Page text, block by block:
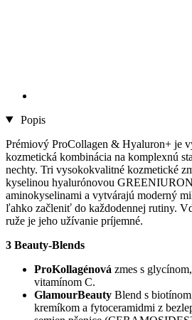
Popis
Prémiový ProCollagen & Hyaluron+ je
kozmetická kombinácia na komplexnú
nechty. Tri vysokokvalitné kozmetické
kyselinou hyalurónovou
aminokyselinami a vytvárajú moderný
ľahko začleniť do každodennej rutiny.
ruže je jeho užívanie príjemné.
3 Beauty-Blends
ProKollagénová zmes s
vitamínom C.
GlamourBeauty Blend s
kremíkom a fytoceramidmi z